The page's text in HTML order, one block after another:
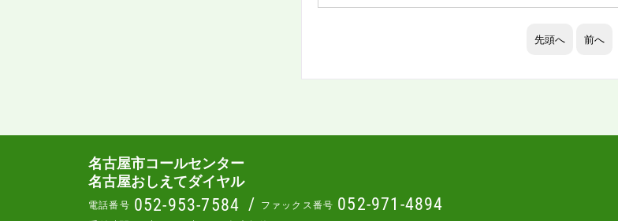
先頭へ 前へ
名古屋市コールセンター
名古屋おしえてダイヤル
電話番号 052-953-7584 / ファックス番号 052-971-4894